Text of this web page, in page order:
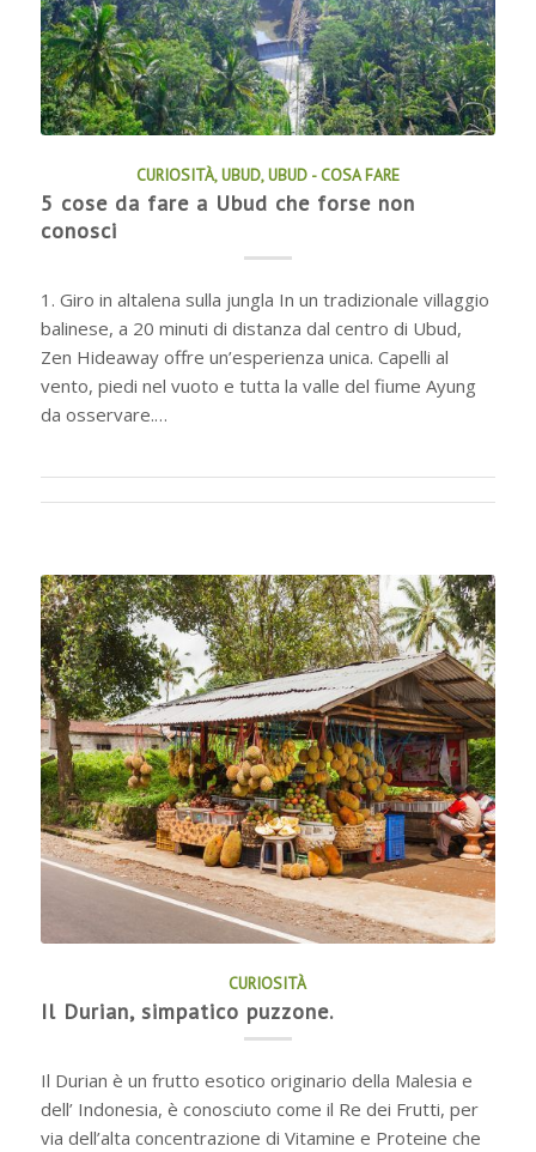
CURIOSITÀ,UBUD,UBUD - COSA FARE
5 cose da fare a Ubud che forse non
conosci
1. Giro in altalena sulla jungla In un tradizionale villaggio
balinese, a 20 minuti di distanza dal centro di Ubud,
Zen Hideaway offre un’esperienza unica. Capelli al
vento, piedi nel vuoto e tutta la valle del fiume Ayung
da osservare.…
CURIOSITÀ
Il Durian, simpatico puzzone.
Il Durian è un frutto esotico originario della Malesia e
dell’ Indonesia, è conosciuto come il Re dei Frutti, per
via dell’alta concentrazione di Vitamine e Proteine che